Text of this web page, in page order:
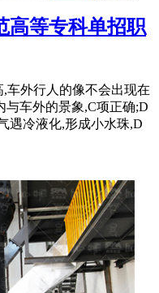
高等专科单招职
车外行人的像不会出现在
与车外的景象,C项正确;D
遇冷液化,形成小水珠,D